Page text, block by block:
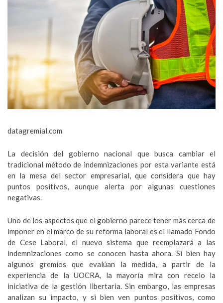
datagremial.com
La decisión del gobierno nacional que busca cambiar el
tradicional método de indemnizaciones por esta variante está
en la mesa del sector empresarial, que considera que hay
puntos positivos, aunque alerta por algunas cuestiones
negativas.
Uno de los aspectos que el gobierno parece tener más cerca de
imponer en el marco de su reforma laboral es el llamado Fondo
de Cese Laboral, el nuevo sistema que reemplazará a las
indemnizaciones como se conocen hasta ahora. Si bien hay
algunos gremios que evalúan la medida, a partir de la
experiencia de la UOCRA, la mayoría mira con recelo la
iniciativa de la gestión libertaria. Sin embargo, las empresas
analizan su impacto, y si bien ven puntos positivos, como